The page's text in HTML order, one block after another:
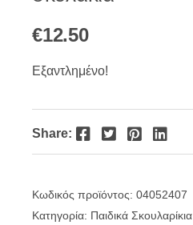
€12.50
Εξαντλημένο!
Share: Facebook Twitter Pinterest LinkedIn
Κωδικός προϊόντος: 04052407
Κατηγορία: Παιδικά Σκουλαρίκια